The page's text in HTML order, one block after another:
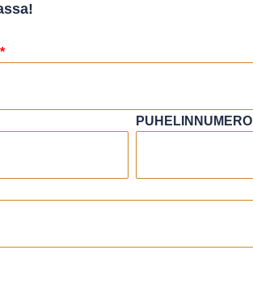
PUHELINNUMERO